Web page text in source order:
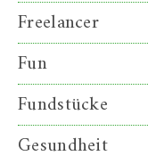
Freelancer
Fun
Fundstücke
Gesundheit